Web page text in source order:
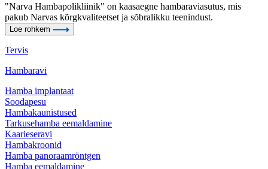
"Narva Hambapolikliinik" on kaasaegne hambaraviasutus, mis
pakub Narvas kõrgkvaliteetset ja sõbralikku teenindust.
Loe rohkem
Tervis
Hambaravi
Hamba implantaat
Soodapesu
Hambakaunistused
Tarkusehamba eemaldamine
Kaarieseravi
Hambakroonid
Hamba panoraamröntgen
Hamba eemaldamine